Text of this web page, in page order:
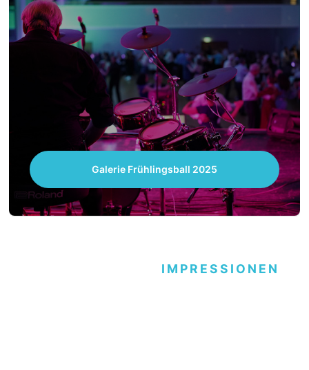
Galerie Frühlingsball 2025
IMPRESSIONEN